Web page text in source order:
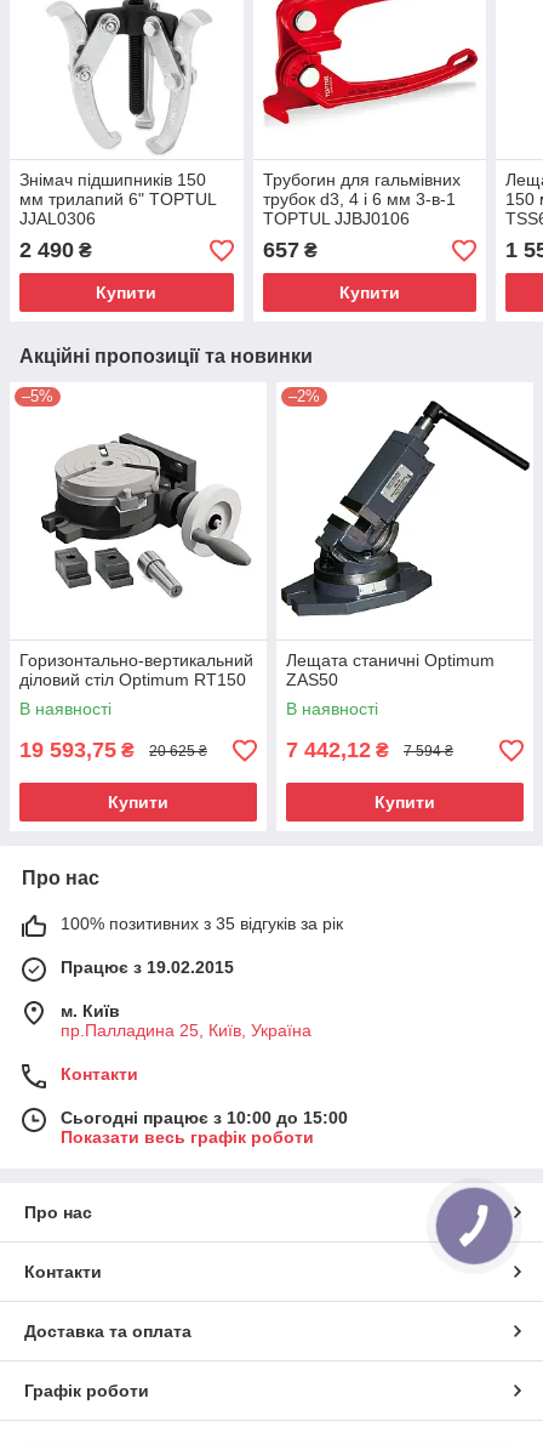
Знімач підшипників 150
мм трилапий 6" TOPTUL
JJAL0306
2 490 ₴
Купити
Трубогин для гальмівних
трубок d3, 4 і 6 мм 3-в-1
TOPTUL JJBJ0106
657₴
Купити
150
1
Акційні пропозиції та новинки
–5%
Горизонтально-вертикальний
діловий стіл Optimum RT150
В наявності
19 593,75 ₴ 20 625 ₴
Купити
–2%
Лещата станичні Optimum
ZAS50
В наявності
7 442,12 ₴ 7 594 ₴
Купити
Про нас
100% позитивних з 35 відгуків за рік
Працює з 19.02.2015
м. Київ
пр.Палладина 25, Київ, Україна
Контакти
Сьогодні працює з 10:00 до 15:00
Показати весь графік роботи
Про нас
Контакти
Доставка та оплата
Графік роботи